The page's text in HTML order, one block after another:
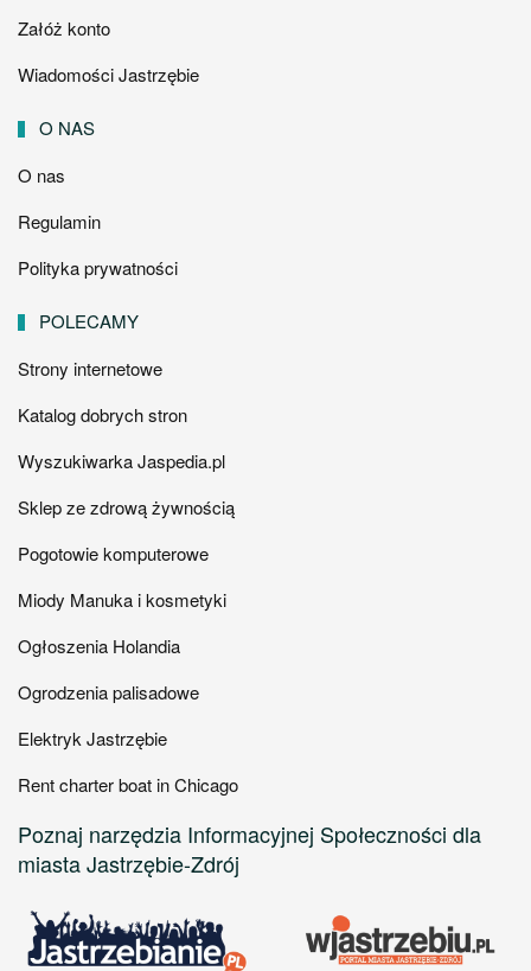
Załóż konto
Wiadomości Jastrzębie
O NAS
O nas
Regulamin
Polityka prywatności
POLECAMY
Strony internetowe
Katalog dobrych stron
Wyszukiwarka Jaspedia.pl
Sklep ze zdrową żywnością
Pogotowie komputerowe
Miody Manuka i kosmetyki
Ogłoszenia Holandia
Ogrodzenia palisadowe
Elektryk Jastrzębie
Rent charter boat in Chicago
Poznaj narzędzia Informacyjnej Społeczności dla
miasta Jastrzębie-Zdrój